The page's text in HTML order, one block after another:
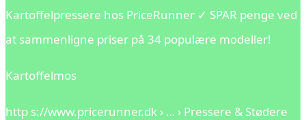
Kartoffelpressere hos PriceRunner ✓ SPAR penge ved
at sammenligne priser på 34 populære modeller!
Kartoffelmos
http s://www.pricerunner.dk › … › Pressere & Stødere